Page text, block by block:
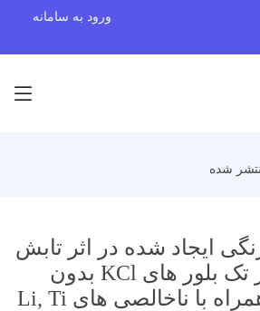
ورود به سامانه
شده
ایجاد شده در اثر تابش
یون ساز گاما در تک بلور های KCl بدون
ناخالصی و نیز همراه با ناخالصی های Li, Ti